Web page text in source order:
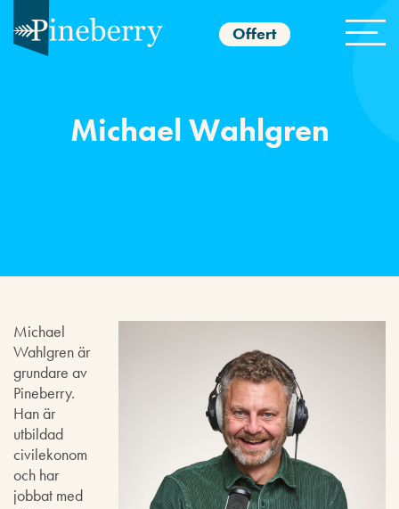
Offert
Michael Wahlgren
Michael
Wahlgren är
grundare av
Pineberry.
Han är
utbildad
civilekonom
och har
jobbat med